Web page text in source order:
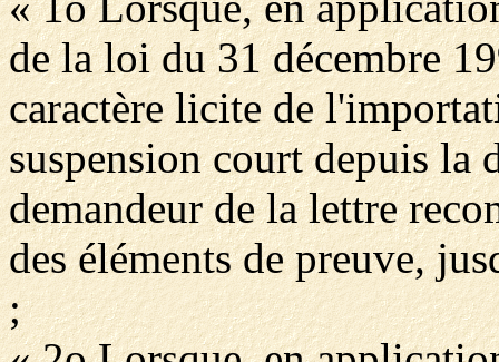
de la loi du 31 décembre
caractère licite de
suspension court depuis la
demandeur de la lettre
des éléments de preuve,
;